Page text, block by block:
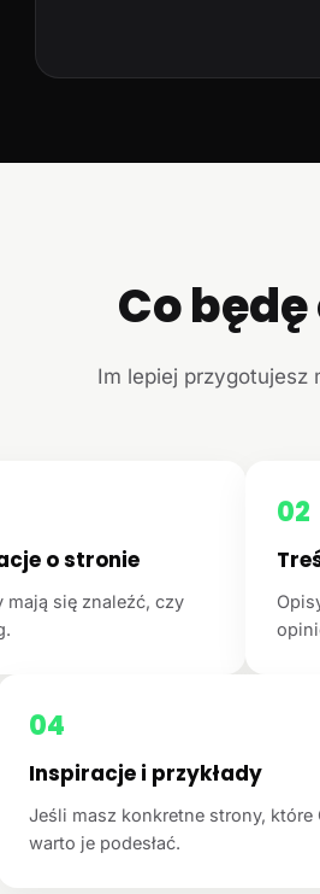
Co
Im lepiej przygotujesz
o stronie
mają się znaleźć, czy
02
04
Inspiracje i przykłady
Jeśli masz konkretne strony, które
warto je podesłać.